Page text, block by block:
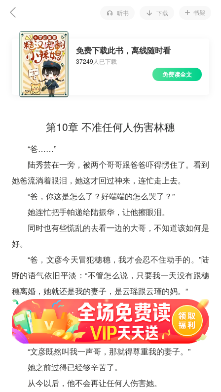
听书 下载 书架
免费下载此书，离线随时看
37249 人已下载
免费读全文
第10章 不准任何人伤害林穗
“爸……”
陆秀芸在一旁，被两个哥哥跟爸爸吓得愣住了。看到
她爸流淌着眼泪，她这才回过神来，连忙走上去。
“爸，你这是怎么了？好端端的怎么哭了？”
她连忙把手帕递给陆振华，让他擦眼泪。
同时也有些慌乱的去看一边的大哥，不知道该如何是
好。
“爸，文彦今天冒犯穗穗，我才会忍不住动手的。”陆
野的语气依旧平淡：“不管怎么说，只要我一天没有跟穗
穗离婚，她就还是我的妻子，是云瑶跟云瑾的妈。”
“文彦既然叫我一声哥，那就得尊重我的妻子。”
她之前过得已经够辛苦了。
从今以后，他不会再让任何人伤害她。